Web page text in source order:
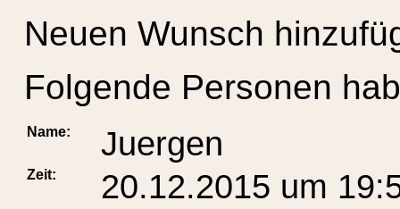
Neuen Wunsch
Folgende Personen
Name: Juergen
Zeit: 20.12.2015 um